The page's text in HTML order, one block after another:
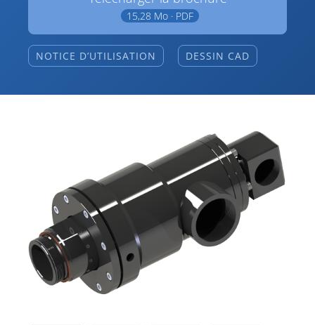
15,28 Mo · PDF
NOTICE D’UTILISATION DESSIN CAD